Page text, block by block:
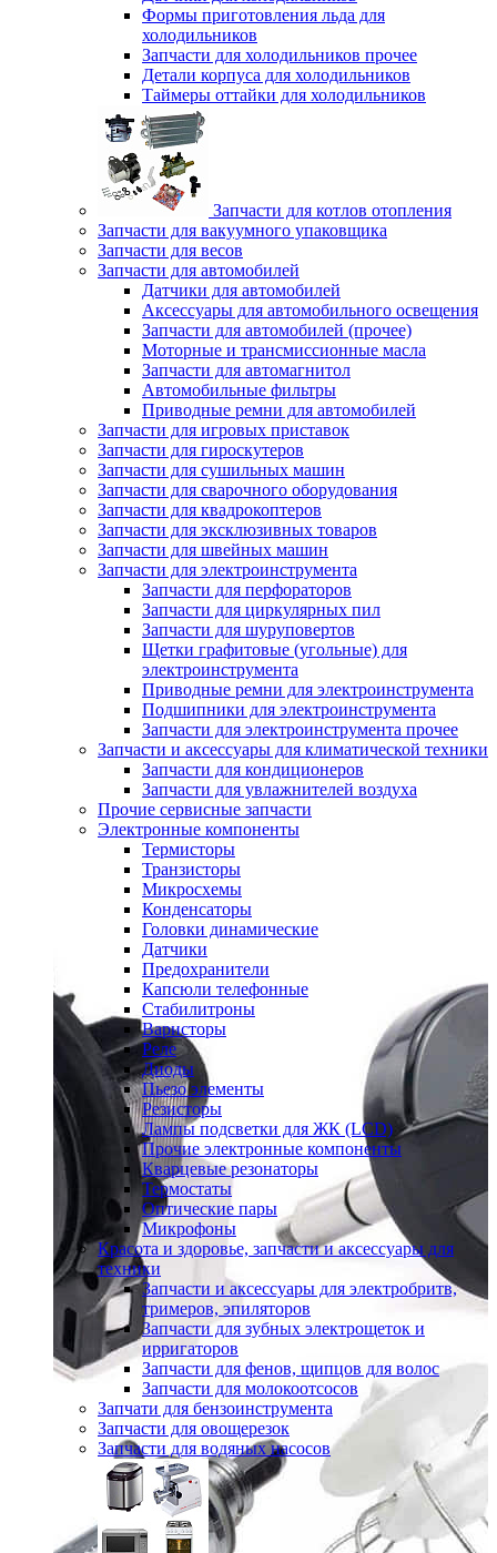
Формы приготовления льда для
холодильников
Запчасти для холодильников прочее
Детали корпуса для холодильников
Таймеры оттайки для холодильников
Запчасти для котлов отопления
Запчасти для вакуумного упаковщика
Запчасти для весов
Запчасти для автомобилей
Датчики для автомобилей
Аксессуары для автомобильного освещения
Запчасти для автомобилей (прочее)
Моторные и трансмиссионные масла
Запчасти для автомагнитол
Автомобильные фильтры
Приводные ремни для автомобилей
Запчасти для игровых приставок
Запчасти для гироскутеров
Запчасти для сушильных машин
Запчасти для сварочного оборудования
Запчасти для квадрокоптеров
Запчасти для эксклюзивных товаров
Запчасти для швейных машин
Запчасти для электроинструмента
Запчасти для перфораторов
Запчасти для циркулярных пил
Запчасти для шуруповертов
Щетки графитовые (угольные) для
электроинструмента
Приводные ремни для электроинструмента
Подшипники для электроинструмента
Запчасти для электроинструмента прочее
Запчасти и аксессуары для климатической техники
Запчасти для кондиционеров
Запчасти для увлажнителей воздуха
Прочие сервисные запчасти
Электронные компоненты
Термисторы
Транзисторы
Микросхемы
Конденсаторы
Головки динамические
Датчики
Предохранители
Капсюли телефонные
Стабилитроны
Варисторы
Реле
Диоды
Пьезо элементы
Резисторы
Лампы подсветки для ЖК (LCD)
Прочие электронные компоненты
Кварцевые резонаторы
Термостаты
Оптические пары
Микрофоны
Красота и здоровье, запчасти и аксессуары для
техники
Запчасти и аксессуары для электробритв,
тримеров, эпиляторов
Запчасти для зубных электрощеток и
ирригаторов
Запчасти для фенов, щипцов для волос
Запчасти для молокоотсосов
Запчати для бензоинструмента
Запчасти для овощерезок
Запчасти для водяных насосов